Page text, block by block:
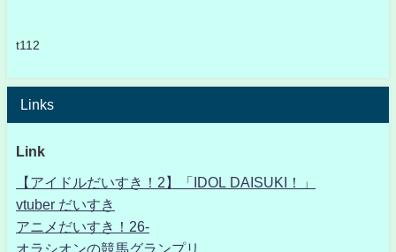
t112
Links
Link
【アイドルだいすき！2】「IDOL DAISUKI！」
vtuber だいすき
アニメだいすき！26-
オラシオンの競馬グランプリ